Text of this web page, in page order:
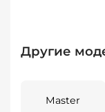
Другие
Master